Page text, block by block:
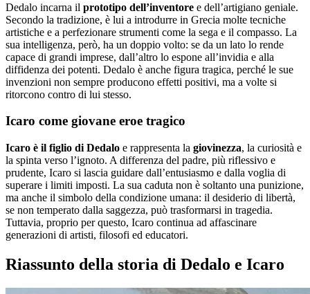
Dedalo incarna il prototipo dell’inventore e dell’artigiano geniale.
Secondo la tradizione, è lui a introdurre in Grecia molte tecniche
artistiche e a perfezionare strumenti come la sega e il compasso. La
sua intelligenza, però, ha un doppio volto: se da un lato lo rende
capace di grandi imprese, dall’altro lo espone all’invidia e alla
diffidenza dei potenti. Dedalo è anche figura tragica, perché le sue
invenzioni non sempre producono effetti positivi, ma a volte si
ritorcono contro di lui stesso.
Icaro come giovane eroe tragico
Icaro è il figlio di Dedalo e rappresenta la giovinezza, la curiosità e
la spinta verso l’ignoto. A differenza del padre, più riflessivo e
prudente, Icaro si lascia guidare dall’entusiasmo e dalla voglia di
superare i limiti imposti. La sua caduta non è soltanto una punizione,
ma anche il simbolo della condizione umana: il desiderio di libertà,
se non temperato dalla saggezza, può trasformarsi in tragedia.
Tuttavia, proprio per questo, Icaro continua ad affascinare
generazioni di artisti, filosofi ed educatori.
Riassunto della storia di Dedalo e Icaro